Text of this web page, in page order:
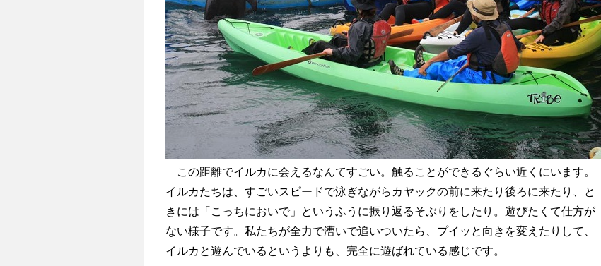
この距離でイルカに会えるなんてすごい。触ることができるぐらい近くにいます。
イルカたちは、すごいスピードで泳ぎながらカヤックの前に来たり後ろに来たり、と
きには「こっちにおいで」というふうに振り返るそぶりをしたり。遊びたくて仕方が
ない様子です。私たちが全力で漕いで追いついたら、プイッと向きを変えたりして、
イルカと遊んでいるというよりも、完全に遊ばれている感じです。